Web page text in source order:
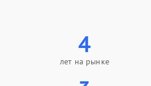
4
лет на рынке